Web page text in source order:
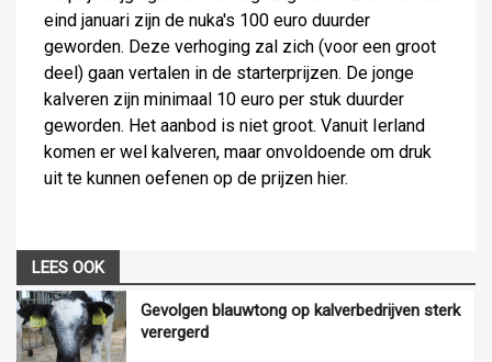
eind januari zijn de nuka's 100 euro duurder
geworden. Deze verhoging zal zich (voor een groot
deel) gaan vertalen in de starterprijzen. De jonge
kalveren zijn minimaal 10 euro per stuk duurder
geworden. Het aanbod is niet groot. Vanuit Ierland
komen er wel kalveren, maar onvoldoende om druk
uit te kunnen oefenen op de prijzen hier.
LEES OOK
Gevolgen blauwtong op kalverbedrijven sterk
verergerd